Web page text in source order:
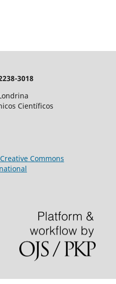
3018
Científicos
Commons